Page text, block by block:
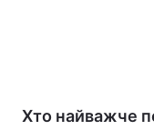
Хто найважче